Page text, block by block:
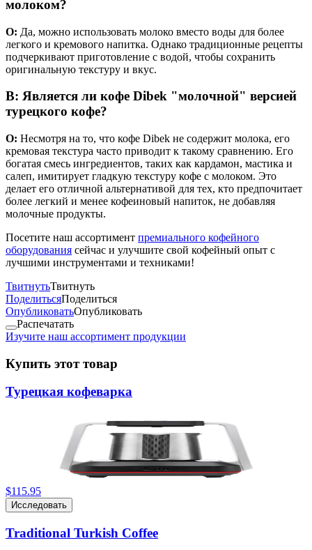
молоком?
О: Да, можно использовать молоко вместо воды для более
легкого и кремового напитка. Однако традиционные рецепты
подчеркивают приготовление с водой, чтобы сохранить
оригинальную текстуру и вкус.
В: Является ли кофе Dibek "молочной" версией
турецкого кофе?
О: Несмотря на то, что кофе Dibek не содержит молока, его
кремовая текстура часто приводит к такому сравнению. Его
богатая смесь ингредиентов, таких как кардамон, мастика и
салеп, имитирует гладкую текстуру кофе с молоком. Это
делает его отличной альтернативой для тех, кто предпочитает
более легкий и менее кофеиновый напиток, не добавляя
молочные продукты.
Посетите наш ассортимент премиального кофейного
оборудования сейчас и улучшите свой кофейный опыт с
лучшими инструментами и техниками!
ТвитнутьТвитнуть
ПоделитьсяПоделиться
ОпубликоватьОпубликовать
Распечатать
Изучите наш ассортимент продукции
Купить этот товар
Турецкая кофеварка
$115.95
Исследовать
Traditional Turkish Coffee